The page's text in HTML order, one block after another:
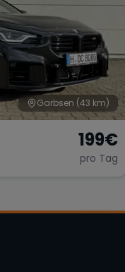
Garbsen (43 km)
199€
pro Tag